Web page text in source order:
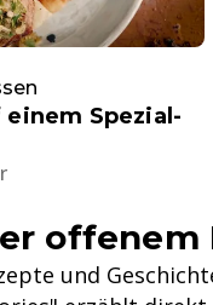
Spezial-
offenem
und